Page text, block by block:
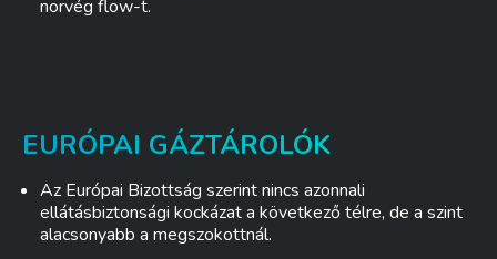
norvég flow-t.
EURÓPAI GÁZTÁROLÓK
Az Európai Bizottság szerint nincs azonnali
ellátásbiztonsági kockázat a következő télre, de a szint
alacsonyabb a megszokottnál.